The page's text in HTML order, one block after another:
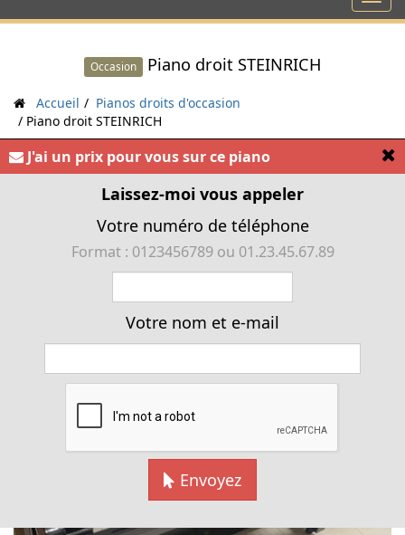
Occasion Piano droit STEINRICH
Accueil
Pianos droits d'occasion
Piano droit STEINRICH
« Piano droit STEINRICH 130 40216 »
J'ai un prix pour vous sur ce piano
Laissez-moi vous appeler
Votre numéro de téléphone
Format : 0123456789 ou 01.23.45.67.89
Votre nom et e-mail
Envoyez